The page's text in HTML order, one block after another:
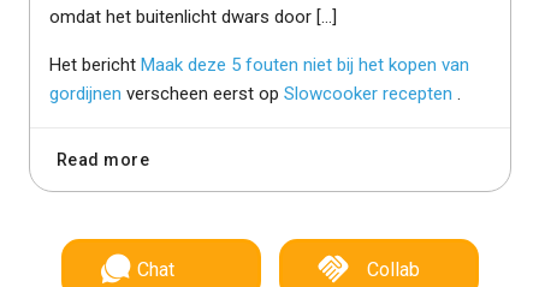
omdat het buitenlicht dwars door […]
Het bericht Maak deze 5 fouten niet bij het kopen van
gordijnen verscheen eerst op Slowcooker recepten
Read more
Chat Collab